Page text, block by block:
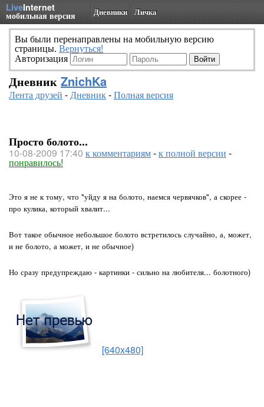
LiveInternet
мобильная версия Дневники Личка
Вы были перенаправлены на мобильную версию
страницы. Вернуться!
Авторизация
Дневник ZnichKa
Лента друзей -Дневник-Полная версия
Просто болото...
10-08-2009 17:40 к комментариям-к полной версии -
понравилось!
Это я не к тому, что "уйду я на болото, наемся червячков", а скорее -
про кулика, который хвалит...
Вот такое обычное небольшое болото встретилось случайно, а, может,
и не болото, а может, и не обычное)
Но сразу предупреждаю - картинки - сильно на любителя... болотного)
[640x480]